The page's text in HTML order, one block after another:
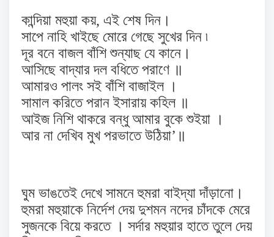
কান্দিয়া মহুয়া কয়, এই শেষ দিন।
সাপে নাহি খাইছে মোরে গেছে সুখের দিন ৷
দূর বনে বাজল বাঁশি শুন্যাছ যে কানে।
আসিছে বাদ্যার দল বধিতে পরাণে ॥
আমারও পালং সই বাঁশি বাজাইল ।
সামাল করিতে পরান ইসারায় কহিল ॥
আইজ নিশি থাকরে বন্ধু আমার বুকে শুইয়া ।
আর না দেখিব মুখ পরভাতে উঠিয়া’॥
ঘুম ভাঙতেই দেখে সামনে হুমরা বাইদ্যা দাঁড়ানো।
হুমরা মহুয়াকে নির্দেশ দেয় দুশমন নদের চাঁদকে মেরে
সুজনকে বিয়ে করতে । সর্দার মহুয়ার হাতে তুলে দেয়